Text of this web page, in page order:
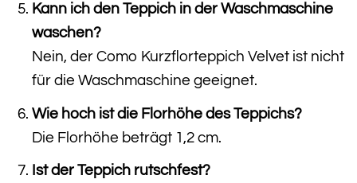
Kann ich den Teppich in der Waschmaschine
waschen?
Nein, der Como Kurzflorteppich Velvet ist nicht
für die Waschmaschine geeignet.
Wie hoch ist die Florhöhe des Teppichs?
Die Florhöhe beträgt 1,2 cm.
Ist der Teppich rutschfest?